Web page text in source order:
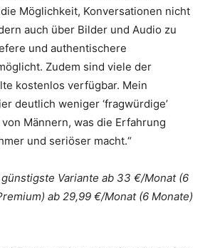
Möglichkeit, Konversationen nicht
auch über Bilder und Audio zu
und authentischere
Zudem sind viele der
kostenlos verfügbar. Mein
deutlich weniger ‘fragwürdige’
Männern, was die Erfahrung
und seriöser macht.“
Variante ab 33 €/Monat (6
ab 29,99 €/Monat (6 Monate)